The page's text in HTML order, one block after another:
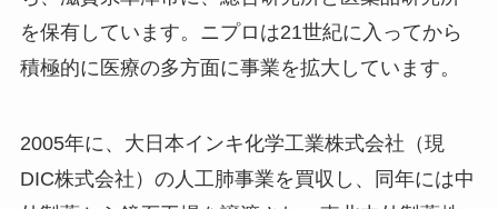
を保有しています。ニプロは21世紀に入ってから
積極的に医療の多方面に事業を拡大しています。
2005年に、大日本インキ化学工業株式会社（現
DIC株式会社）の人工肺事業を買収し、同年には中